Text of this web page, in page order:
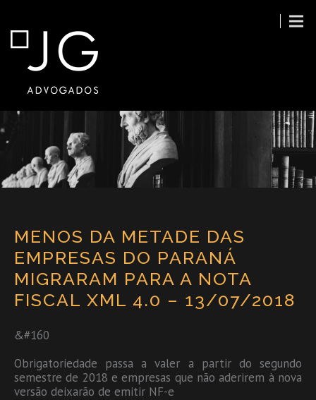
MENOS DA METADE DAS
EMPRESAS DO PARANÁ
MIGRARAM PARA A NOTA
FISCAL XML 4.0 – 13/07/2018
&#160
Obrigatoriedade passa a valer a partir do segundo
semestre de 2018 e empresas que não aderirem à nova
versão deixarão de emitir NF-e